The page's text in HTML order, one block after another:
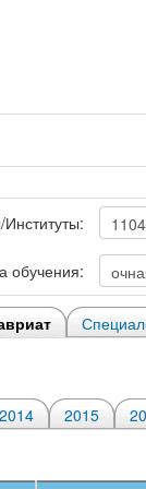
обучения:
2014 2015